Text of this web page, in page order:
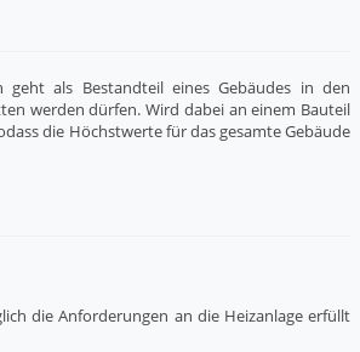
als Bestandteil eines Gebäudes in den
werden dürfen. Wird dabei an einem Bauteil
die Höchstwerte für das gesamte Gebäude
die Anforderungen an die Heizanlage erfüllt